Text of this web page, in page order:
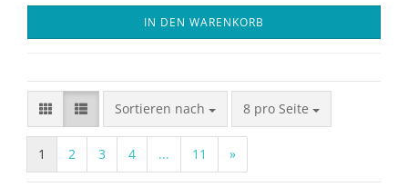
IN DEN WARENKORB
Sortieren nach
Sortieren nach 8 pro Seite
pro Seite
1 2 3 4 ... 11 »